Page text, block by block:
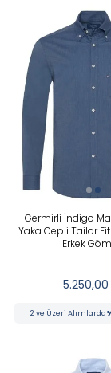
Germirli İndigo
Yaka Cepli Tailor
Erkek
5.250,00
2 ve Üzeri Alımlarda